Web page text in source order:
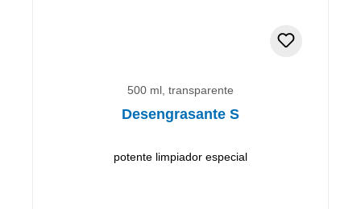
500 ml, transparente
Desengrasante S
potente limpiador especial